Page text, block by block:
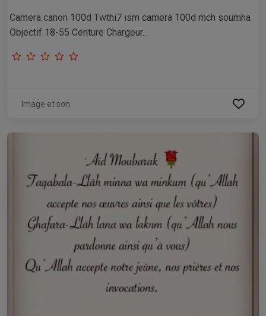
Camera canon 100d Twthi7 ism camera 100d mch soumha
Objectif 18-55 Centure Chargeur...
Image et son